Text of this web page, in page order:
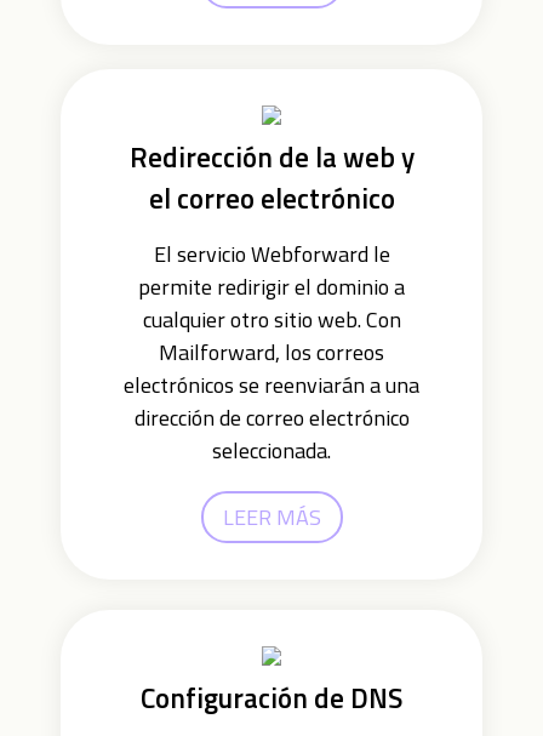
Redirección de la web y
el correo electrónico
El servicio Webforward le
permite redirigir el dominio a
cualquier otro sitio web. Con
Mailforward, los correos
electrónicos se reenviarán a una
dirección de correo electrónico
seleccionada.
LEER MÁS
Configuración de DNS